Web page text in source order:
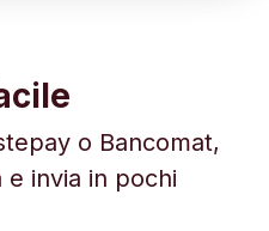
o Bancomat,
invia in pochi